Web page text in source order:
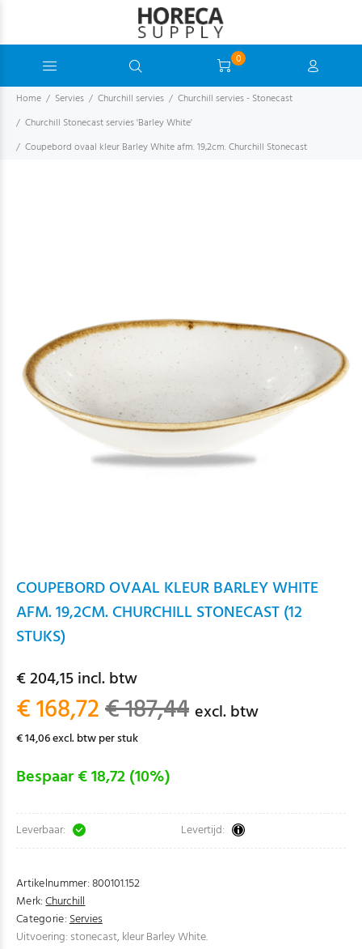
0
Home Servies Churchill servies
Churchill servies - Stonecast
Churchill Stonecast servies 'Barley White'
Coupebord ovaal kleur Barley White afm. 19,2cm. Churchill Stonecast
COUPEBORD OVAAL KLEUR BARLEY WHITE
AFM. 19,2CM. CHURCHILL STONECAST (12
STUKS)
€ 204,15 incl. btw
€ 168,72€ 187,44 excl. btw
€ 14,06 excl. btw per stuk
Bespaar € 18,72 (10%)
Leverbaar: Levertijd:
Artikelnummer:800101.152
Merk:Churchill
Categorie:Servies
Uitvoering: stonecast, kleur Barley White.